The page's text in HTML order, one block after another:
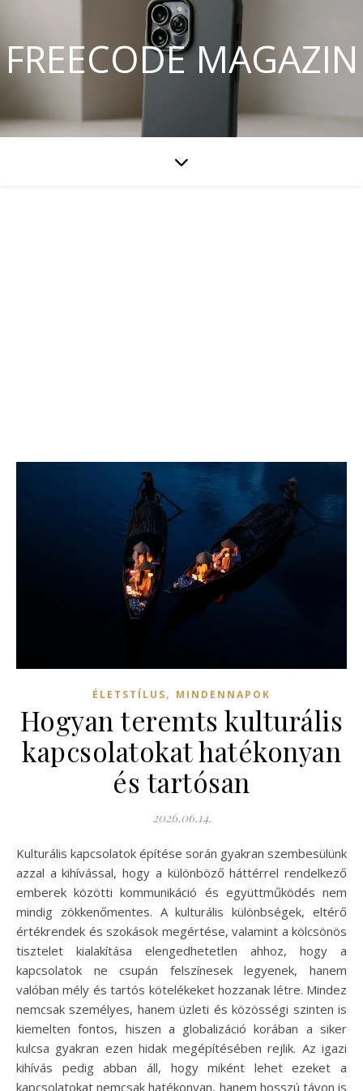
FREECODE MAGAZIN
ÉLETSTÍLUS, MINDENNAPOK
Hogyan teremts kulturális
kapcsolatokat hatékonyan
és tartósan
2026.06.14.
Kulturális kapcsolatok építése során gyakran szembesülünk
azzal a kihívással, hogy a különböző háttérrel rendelkező
emberek közötti kommunikáció és együttműködés nem
mindig zökkenőmentes. A kulturális különbségek, eltérő
értékrendek és szokások megértése, valamint a kölcsönös
tisztelet kialakítása elengedhetetlen ahhoz, hogy a
kapcsolatok ne csupán felszínesek legyenek, hanem
valóban mély és tartós kötelékeket hozzanak létre. Mindez
nemcsak személyes, hanem üzleti és közösségi szinten is
kiemelten fontos, hiszen a globalizáció korában a siker
kulcsa gyakran ezen hidak megépítésében rejlik. Az igazi
kihívás pedig abban áll, hogy miként lehet ezeket a
kapcsolatokat nemcsak hatékonyan, hanem hosszú távon is